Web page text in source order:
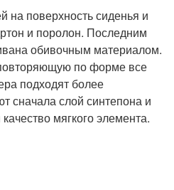
на поверхность сиденья и
и поролон. Последним
обивочным материалом.
по форме все
подходят более
сначала слой синтепона и
мягкого элемента.